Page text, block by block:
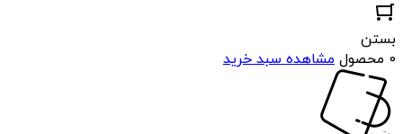
بستن
0 محصول
مشاهده سبد خرید